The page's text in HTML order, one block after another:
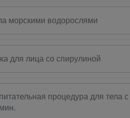
морскими водорослями
для лица со спирулиной
процедура для тела с